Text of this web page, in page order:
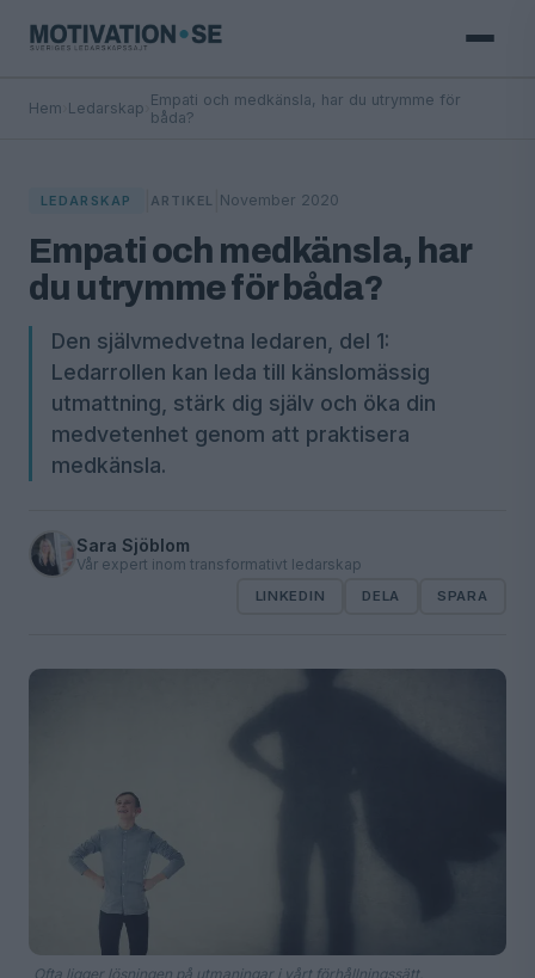
Hem Ledarskap Empati och medkänsla, har du utrymme för
båda?
LEDARSKAP ARTIKEL November 2020
Empati och medkänsla, har
du utrymme för båda?
Den självmedvetna ledaren, del 1:
Ledarrollen kan leda till känslomässig
utmattning, stärk dig själv och öka din
medvetenhet genom att praktisera
medkänsla.
Sara Sjöblom
Vår expert inom transformativt ledarskap
LINKEDIN DELA SPARA
Ofta ligger lösningen på utmaningar i vårt förhållningssätt.